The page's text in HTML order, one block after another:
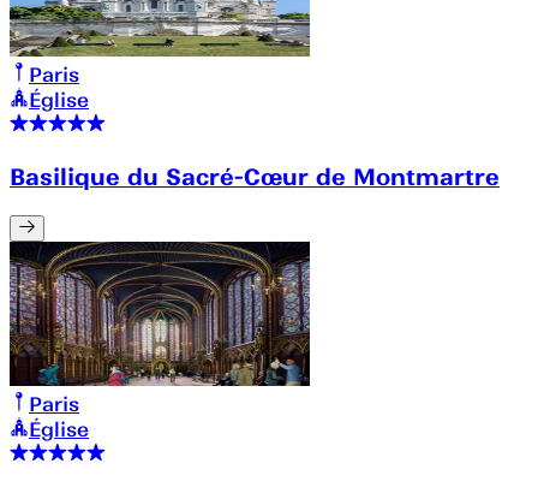
Paris
Église
Basilique du Sacré-Cœur de Montmartre
Paris
Église